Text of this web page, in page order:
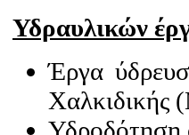
Υδραυλικών
Έργα